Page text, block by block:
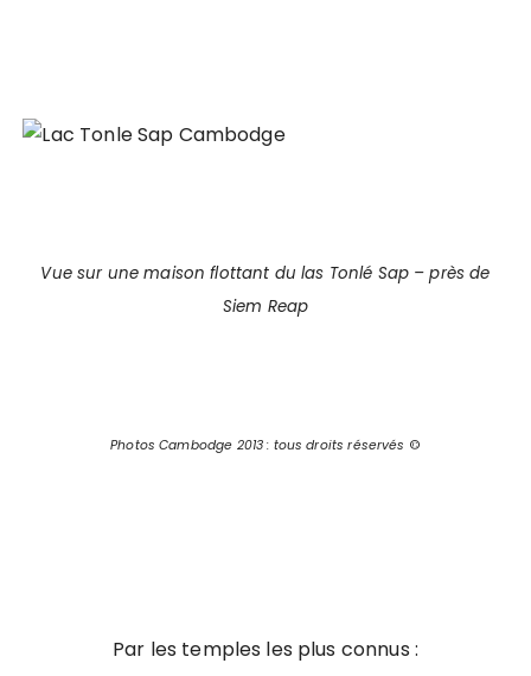
Vue sur une maison flottant du las Tonlé Sap – près de
Siem Reap
Photos Cambodge 2013 : tous droits réservés ©
Par les temples les plus connus :